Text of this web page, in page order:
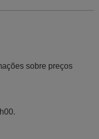
sobre preços